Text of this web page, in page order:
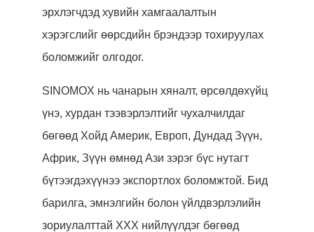
эрхлэгчдэд хувийн хамгаалалтын
хэрэгслийг өөрсдийн брэндээр тохируулах
боломжийг олгодог.
SINOMOX нь чанарын хяналт, өрсөлдөхүйц
үнэ, хурдан тээвэрлэлтийг чухалчилдаг
бөгөөд Хойд Америк, Европ, Дундад Зүүн,
Африк, Зүүн өмнөд Ази зэрэг бүс нутагт
бүтээгдэхүүнээ экспортлох боломжтой. Бид
барилга, эмнэлгийн болон үйлдвэрлэлийн
зориулалттай ХХХ нийлүүлдэг бөгөөд